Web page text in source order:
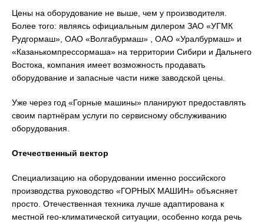
Цены на оборудование не выше, чем у производителя.
Более того: являясь официальным дилером ЗАО «УГМК
Рудгормаш», ОАО «Волгабурмаш» , ОАО «Уралбурмаш» и
«Казанькомпрессормаша» на территории Сибири и Дальнего
Востока, компания имеет возможность продавать
оборудование и запасные части ниже заводской цены.
Уже через год «Горные машины» планируют предоставлять
своим партнёрам услуги по сервисному обслуживанию
оборудования.
Отечественный вектор
Специализацию на оборудовании именно российского
производства руководство «ГОРНЫХ МАШИН» объясняет
просто. Отечественная техника лучше адаптирована к
местной гео-климатической ситуации, особенно когда речь